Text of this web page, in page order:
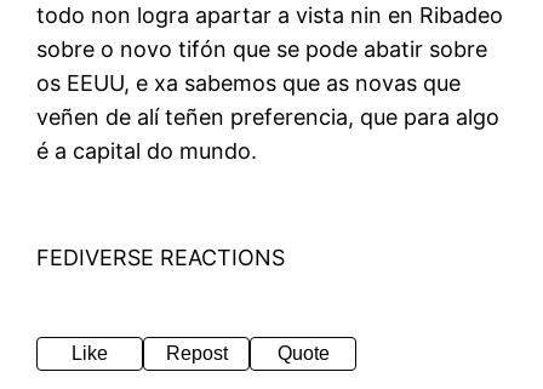
todo non logra apartar a vista nin en Ribadeo
sobre o novo tifón que se pode abatir sobre
os EEUU, e xa sabemos que as novas que
veñen de alí teñen preferencia, que para algo
é a capital do mundo.
FEDIVERSE REACTIONS
Like Repost Quote